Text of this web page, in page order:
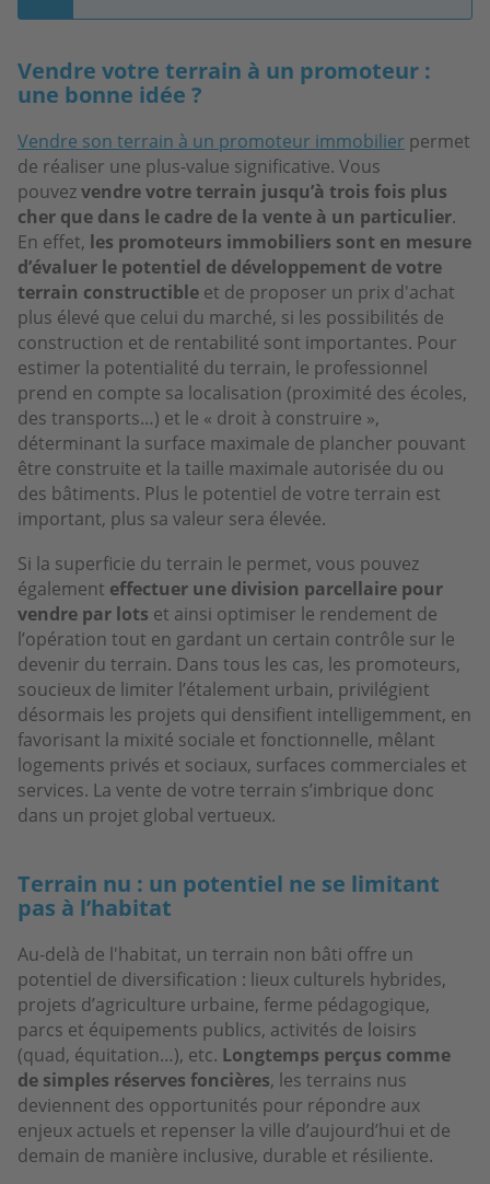
Vendre votre terrain à un promoteur :
une bonne idée ?
Vendre son terrain à un promoteur immobilier permet
de réaliser une plus-value significative. Vous
pouvezvendre votre terrain jusqu’à trois fois plus
cher que dans le cadre de la vente à un particulier.
En effet, les promoteurs immobiliers sont en mesure
d’évaluer le potentiel de développement de votre
terrain constructible et de proposer un prix d'achat
plus élevé que celui du marché, si les possibilités de
construction et de rentabilité sont importantes. Pour
estimer la potentialité du terrain, le professionnel
prend en compte sa localisation (proximité des écoles,
des transports…) et le « droit à construire »,
déterminant la surface maximale de plancher pouvant
être construite et la taille maximale autorisée du ou
des bâtiments. Plus le potentiel de votre terrain est
important, plus sa valeur sera élevée.
Si la superficie du terrain le permet, vous pouvez
également effectuer une division parcellaire pour
vendre par lots et ainsi optimiser le rendement de
l’opération tout en gardant un certain contrôle sur le
devenir du terrain. Dans tous les cas, les promoteurs,
soucieux de limiter l’étalement urbain, privilégient
désormais les projets qui densifient intelligemment, en
favorisant la mixité sociale et fonctionnelle, mêlant
logements privés et sociaux, surfaces commerciales et
services. La vente de votre terrain s’imbrique donc
dans un projet global vertueux.
Terrain nu : un potentiel ne se limitant
pas à l’habitat
Au-delà de l'habitat, un terrain non bâti offre un
potentiel de diversification : lieux culturels hybrides,
projets d’agriculture urbaine, ferme pédagogique,
parcs et équipements publics, activités de loisirs
(quad, équitation…), etc. Longtemps perçus comme
de simples réserves foncières, les terrains nus
deviennent des opportunités pour répondre aux
enjeux actuels et repenser la ville d’aujourd’hui et de
demain de manière inclusive, durable et résiliente.